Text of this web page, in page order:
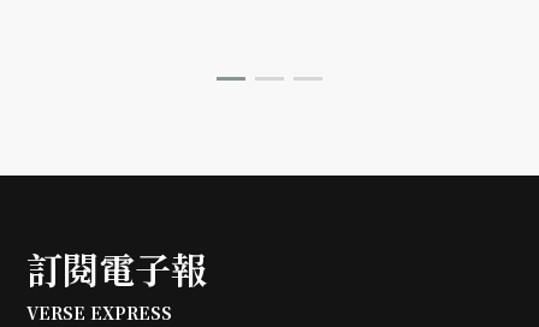
訂閱電子報
VERSE EXPRESS